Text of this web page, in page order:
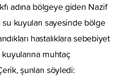
adına bölgeye giden Nazif
su kuyuları sayesinde bölge
hastalıklara sebebiyet
muhtaç
şunları söyledi: